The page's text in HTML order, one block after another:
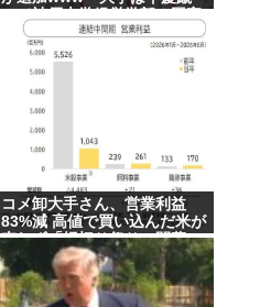
って神戸大学経営学部！国家
公務員上級職合格を蹴って松
下政経塾入った！」
コメ卸大手さん、営業利益
83%減 高値で買い込んだ米が
売れず「損切り祭り」開幕へ